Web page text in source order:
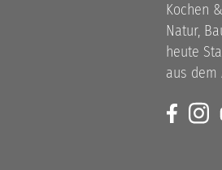
Kochen
Natur,
heute
aus dem